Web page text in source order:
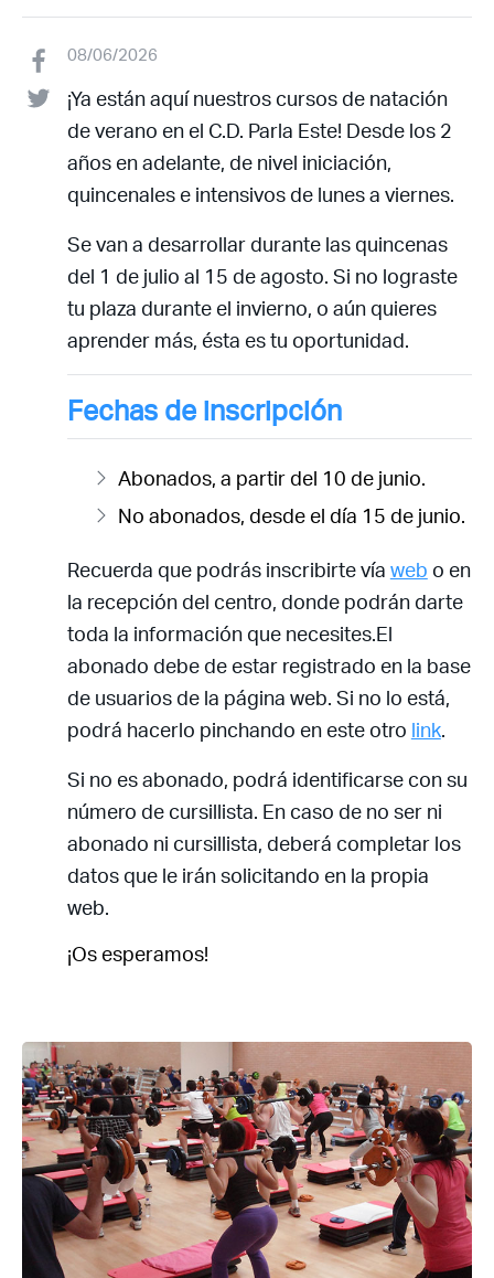
Acceso socios
08/06/2026
¡Ya están aquí nuestros cursos de natación
de verano en el C.D. Parla Este! Desde los 2
años en adelante, de nivel iniciación,
quincenales e intensivos de lunes a viernes.
Se van a desarrollar durante las quincenas
del 1 de julio al 15 de agosto. Si no lograste
tu plaza durante el invierno, o aún quieres
aprender más, ésta es tu oportunidad.
Fechas de inscripción
Abonados, a partir del 10 de junio.
No abonados, desde el día 15 de junio.
Recuerda que podrás inscribirte vía web o en
la recepción del centro, donde podrán darte
toda la información que necesites.El
abonado debe de estar registrado en la base
de usuarios de la página web. Si no lo está,
podrá hacerlo pinchando en este otro link.
Si no es abonado, podrá identificarse con su
número de cursillista. En caso de no ser ni
abonado ni cursillista, deberá completar los
datos que le irán solicitando en la propia
web.
¡Os esperamos!